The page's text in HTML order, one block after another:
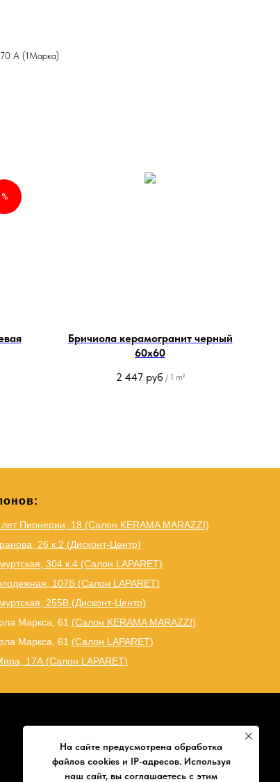
На сайте предусмотрена обработка
файлов cookies и IP-адресов. Используя
наш сайт, вы соглашаетесь с этим
А (1Марка)
%
Бричиола керамогранит черный
60х60
2 447 руб / 1 m²
Пионерии, 18 (Салон KERAMA MARAZZI)
26 к.2 (Дисконт-Центр)
304 к.4 (Салон LAPARET)
107Б (Салон LAPARET)
255В (Дисконт-Центр)
Маркса, 61 (Салон KERAMA MARAZZI)
Маркса, 61 (Салон LAPARET)
17А (Салон LAPARET)